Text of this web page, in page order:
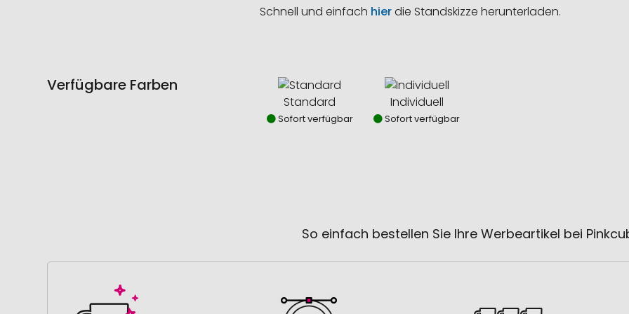
Schnell und einfach hierdie Standskizze herunterladen.
Verfügbare Farben
Standard
Sofort verfügbar
Individuell
Sofort verfügbar
So einfach bestellen Sie Ihre Werbeartikel bei